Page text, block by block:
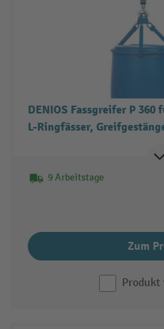
DENIOS Fassgreifer P
L-Ringfässer,
9 Arbeitstage
Zum
Produkt